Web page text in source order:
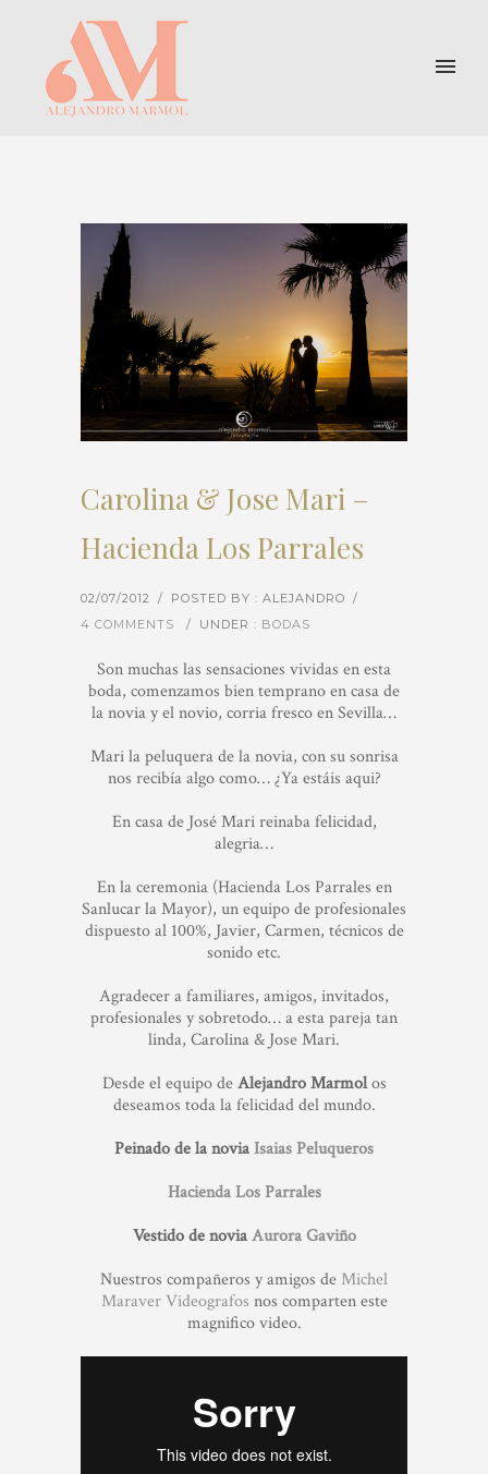
Carolina & Jose Mari –
Hacienda Los Parrales
02/07/2012 / POSTED BY : ALEJANDRO /
4 COMMENTS
/ UNDER : BODAS
Son muchas las sensaciones vividas en esta
boda, comenzamos bien temprano en casa de
la novia y el novio, corria fresco en Sevilla…
Mari la peluquera de la novia, con su sonrisa
nos recibía algo como… ¿Ya estáis aqui?
En casa de José Mari reinaba felicidad,
alegria…
En la ceremonia (Hacienda Los Parrales en
Sanlucar la Mayor), un equipo de profesionales
dispuesto al 100%, Javier, Carmen, técnicos de
sonido etc.
Agradecer a familiares, amigos, invitados,
profesionales y sobretodo… a esta pareja tan
linda, Carolina & Jose Mari.
Desde el equipo deAlejandro Marmolos
deseamos toda la felicidad del mundo.
Peinado de la noviaIsaias Peluqueros
Hacienda Los Parrales
Vestido de noviaAurora Gaviño
Nuestros compañeros y amigos deMichel
Maraver Videografos nos comparten este
magnifico video.